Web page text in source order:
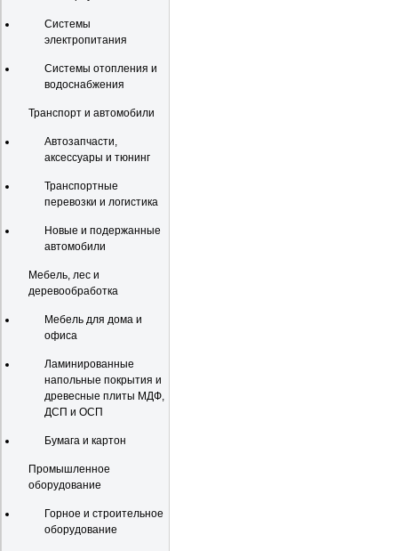
Системы
электропитания
Системы отопления и
водоснабжения
Транспорт и автомобили
Автозапчасти,
аксессуары и тюнинг
Транспортные
перевозки и логистика
Новые и подержанные
автомобили
Мебель, лес и
деревообработка
Мебель для дома и
офиса
Ламинированные
напольные покрытия и
древесные плиты МДФ,
ДСП и ОСП
Бумага и картон
Промышленное
оборудование
Горное и строительное
оборудование